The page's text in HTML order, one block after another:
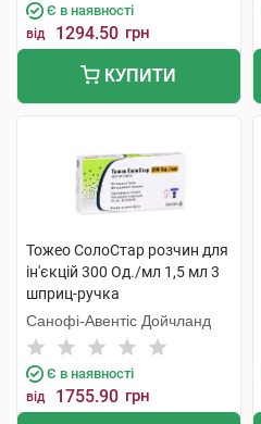
Є в наявності
від 1294.50 грн
КУПИТИ
Тожео СолоСтар розчин для
ін'єкцій 300 Од./мл 1,5 мл 3
шприц-ручка
Санофі-Авентіс Дойчланд
Є в наявності
від 1755.90 грн